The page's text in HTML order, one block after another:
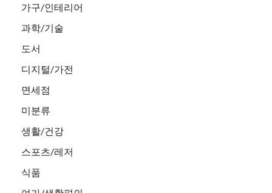
가구/인테리어
과학/기술
도서
디지털/가전
면세점
미분류
생활/건강
스포츠/레저
식품